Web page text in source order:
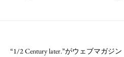
“1/2 Century later.”がウェブマガジ